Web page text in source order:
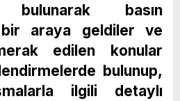
bulunarak basın
bir araya geldiler ve
edilen konular
bulunup,
ilgili detaylı